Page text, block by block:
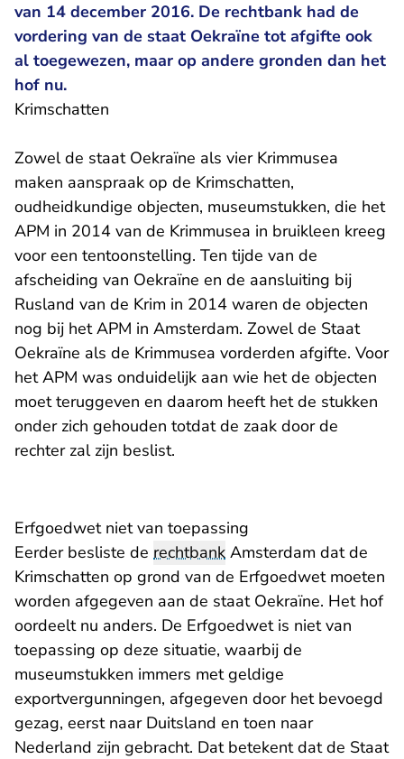
van 14 december 2016. De rechtbank had de
vordering van de staat Oekraïne tot afgifte ook
al toegewezen, maar op andere gronden dan het
hof nu.
Krimschatten
Zowel de staat Oekraïne als vier Krimmusea
maken aanspraak op de Krimschatten,
oudheidkundige objecten, museumstukken, die het
APM in 2014 van de Krimmusea in bruikleen kreeg
voor een tentoonstelling. Ten tijde van de
afscheiding van Oekraïne en de aansluiting bij
Rusland van de Krim in 2014 waren de objecten
nog bij het APM in Amsterdam. Zowel de Staat
Oekraïne als de Krimmusea vorderden afgifte. Voor
het APM was onduidelijk aan wie het de objecten
moet teruggeven en daarom heeft het de stukken
onder zich gehouden totdat de zaak door de
rechter zal zijn beslist.
Erfgoedwet niet van toepassing
Eerder besliste de rechtbank Amsterdam dat de
Krimschatten op grond van de Erfgoedwet moeten
worden afgegeven aan de staat Oekraïne. Het hof
oordeelt nu anders. De Erfgoedwet is niet van
toepassing op deze situatie, waarbij de
museumstukken immers met geldige
exportvergunningen, afgegeven door het bevoegd
gezag, eerst naar Duitsland en toen naar
Nederland zijn gebracht. Dat betekent dat de Staat